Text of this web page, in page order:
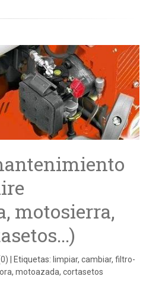
motosierra,
Etiquetas: limpiar, cambiar, filtro-
, motoazada, cortasetos